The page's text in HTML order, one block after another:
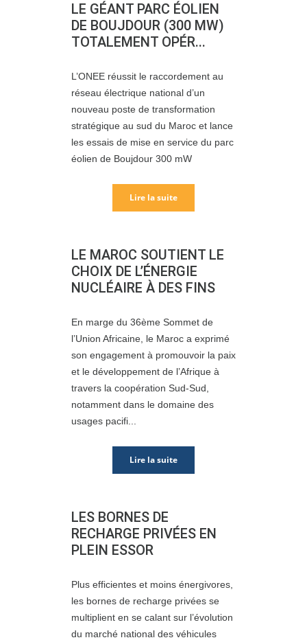
LE GÉANT PARC ÉOLIEN
DE BOUJDOUR (300 MW)
TOTALEMENT OPÉR...
L’ONEE réussit le raccordement au
réseau électrique national d’un
nouveau poste de transformation
stratégique au sud du Maroc et lance
les essais de mise en service du parc
éolien de Boujdour 300 mW
Lire la suite
LE MAROC SOUTIENT LE
CHOIX DE L’ÉNERGIE
NUCLÉAIRE À DES FINS
En marge du 36ème Sommet de
l’Union Africaine, le Maroc a exprimé
son engagement à promouvoir la paix
et le développement de l’Afrique à
travers la coopération Sud-Sud,
notamment dans le domaine des
usages pacifi...
Lire la suite
LES BORNES DE
RECHARGE PRIVÉES EN
PLEIN ESSOR
Plus efficientes et moins énergivores,
les bornes de recharge privées se
multiplient en se calant sur l’évolution
du marché national des véhicules